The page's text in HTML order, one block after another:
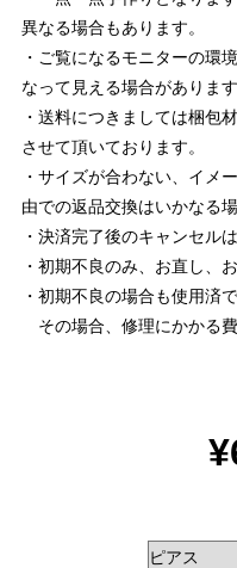
異なる場合もあります。
・ご覧になるモニターの環
なって見える場合があります
・送料につきましては梱包
させて頂いております。
・サイズが合わない、イメ
由での返品交換はいかなる
・決済完了後のキャンセル
・初期不良のみ、お直し、
・初期不良の場合も使用済
その場合、修理にかかる